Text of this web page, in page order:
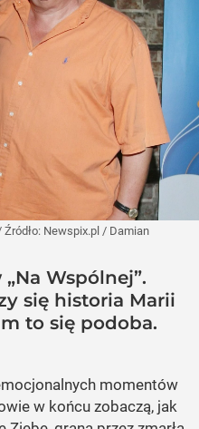
Źródło: Newspix.pl / Damian
Wspólnej”.
się historia Marii
to się podoba.
momentów
w końcu zobaczą, jak